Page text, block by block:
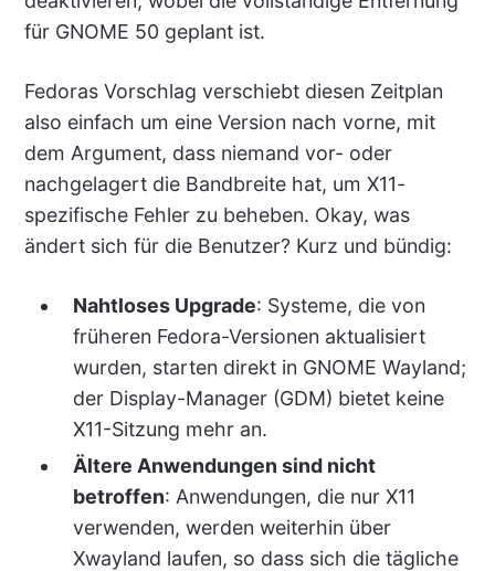
für GNOME 50 geplant ist.
Fedoras Vorschlag verschiebt diesen Zeitplan
also einfach um eine Version nach vorne, mit
dem Argument, dass niemand vor- oder
nachgelagert die Bandbreite hat, um X11-
spezifische Fehler zu beheben. Okay, was
ändert sich für die Benutzer? Kurz und bündig:
Nahtloses Upgrade: Systeme, die von
früheren Fedora-Versionen aktualisiert
wurden, starten direkt in GNOME Wayland;
der Display-Manager (GDM) bietet keine
X11-Sitzung mehr an.
Ältere Anwendungen sind nicht
betroffen: Anwendungen, die nur X11
verwenden, werden weiterhin über
Xwayland laufen, so dass sich die tägliche